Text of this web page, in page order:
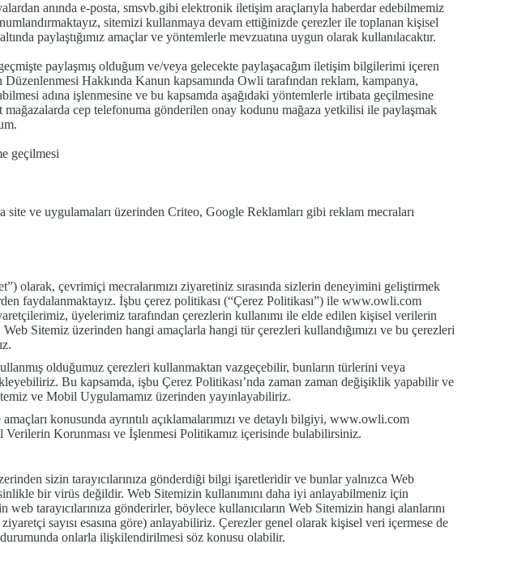
anında e-posta, smsvb.gibi elektronik iletişim araçlarıyla haberdar edebilmemiz
sitemizi kullanmaya devam ettiğinizde çerezler ile toplanan kişisel
paylaştığımız amaçlar ve yöntemlerle mevzuatına uygun olarak kullanılacaktır.
paylaşmış olduğum ve/veya gelecekte paylaşacağım iletişim bilgilerimi içeren
Hakkında Kanun kapsamında Owli tarafından reklam, kampanya,
adına işlenmesine ve bu kapsamda aşağıdaki yöntemlerle irtibata geçilmesine
cep telefonuma gönderilen onay kodunu mağaza yetkilisi ile paylaşmak
geçilmesi
ve uygulamaları üzerinden Criteo, Google Reklamları gibi reklam mecraları
olarak, çevrimiçi mecralarımızı ziyaretiniz sırasında sizlerin deneyimini geliştirmek
faydalanmaktayız. İşbu çerez politikası (“Çerez Politikası”) ile www.owli.com
üyelerimiz tarafından çerezlerin kullanımı ile elde edilen kişisel verilerin
Sitemiz üzerinden hangi amaçlarla hangi tür çerezleri kullandığımızı ve bu çerezleri
olduğumuz çerezleri kullanmaktan vazgeçebilir, bunların türlerini veya
Bu kapsamda, işbu Çerez Politikası’nda zaman zaman değişiklik yapabilir ve
ve Mobil Uygulamamız üzerinden yayınlayabiliriz.
konusunda ayrıntılı açıklamalarımızı ve detaylı bilgiyi, www.owli.com
Verilerin Korunması ve İşlenmesi Politikamız içerisinde bulabilirsiniz.
sizin tarayıcılarınıza gönderdiği bilgi işaretleridir ve bunlar yalnızca Web
bir virüs değildir. Web Sitemizin kullanımını daha iyi anlayabilmeniz için
tarayıcılarınıza gönderirler, böylece kullanıcıların Web Sitemizin hangi alanlarını
sayısı esasına göre) anlayabiliriz. Çerezler genel olarak kişisel veri içermese de
onlarla ilişkilendirilmesi söz konusu olabilir.